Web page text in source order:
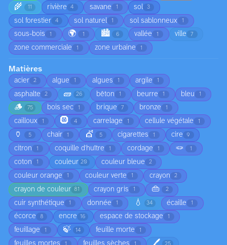
🌾 11 rivière 4 savane 1 sol 3
sol forestier 4 sol naturel 1 sol sablonneux 1
sous-bois 1 🌍 1 🏙️ 6 vallée 1 ville 7
zone commerciale 1 zone urbaine 1
Matières
acier 2 algue 1 algues 1 argile 1
asphalte 2 🧱 26 bêton 1 beurre 1 bleu 1
🪵 75 bois sec 1 brique 7 bronze 1
cailloux 1 🛞 4 carrelage 1 cellule végétale 1
🏺 5 chair 1 💇 5 cigarettes 1 cire 9
citron 1 coquille d'huître 1 cordage 1 🪢 1
coton 1 couleur 20 couleur bleue 2
couleur orange 1 couleur verte 1 crayon 2
crayon de couleur 81 crayon gris 1 👜 2
cuir synthétique 1 donnée 1 💧 34 écaille 1
écorce 8 encre 16 espace de stockage 1
feuillage 1 🍃 14 feuille morte 1